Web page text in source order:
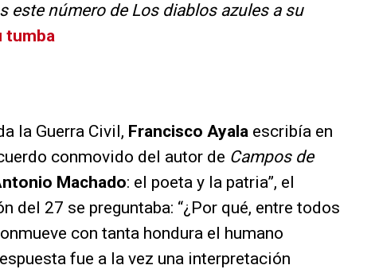
este número de Los diablos azules a su
tumba
la Guerra Civil, Francisco Ayala escribía en
conmovido del autor de Campos de
Machado: el poeta y la patria”, el
del 27 se preguntaba: “¿Por qué, entre todos
con tanta hondura el humano
fue a la vez una interpretación